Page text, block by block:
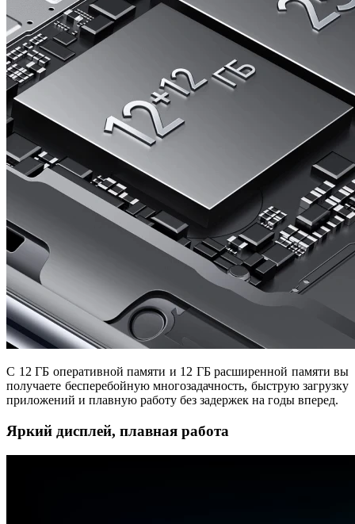
С 12 ГБ оперативной памяти и 12 ГБ расширенной памяти вы
получаете бесперебойную многозадачность, быструю загрузку
приложений и плавную работу без задержек на годы вперед.
Яркий дисплей, плавная работа